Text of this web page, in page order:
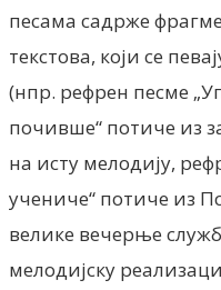
песама садрже
текстова, који се
(нпр. рефрен песме
почивше“ потиче из
на исту мелодију,
учениче“ потиче из
велике вечерње
мелодијску